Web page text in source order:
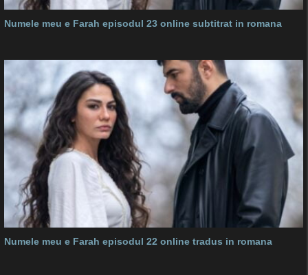
Numele meu e Farah episodul 23 online subtitrat in romana
Numele meu e Farah episodul 22 online tradus in romana